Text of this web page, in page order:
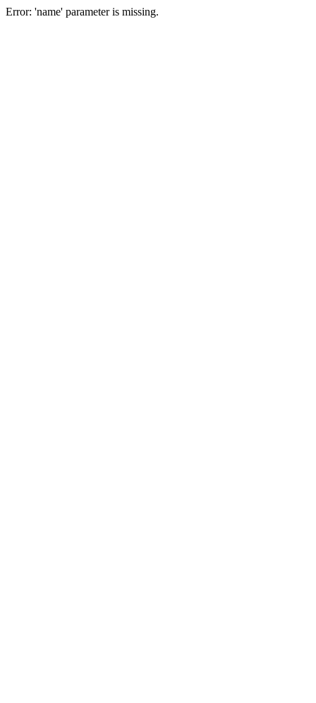
Error: 'name' parameter is missing.